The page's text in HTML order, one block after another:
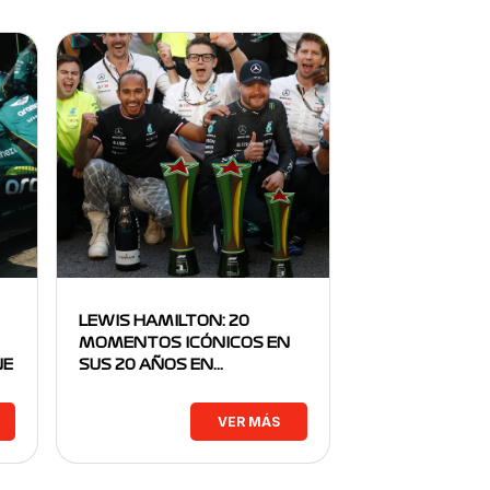
LEWIS HAMILTON: 20
MOMENTOS ICÓNICOS EN
SUS 20 AÑOS EN…
VER MÁS